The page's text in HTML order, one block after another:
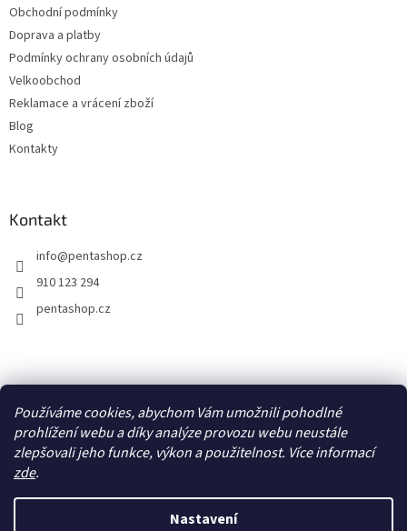
Používáme cookies, abychom Vám umožnili pohodlné
prohlížení webu a díky analýze provozu webu neustále
zlepšovali jeho funkce, výkon a použitelnost. Více informací
zde.
Nastavení
Obchodní podmínky
Doprava a platby
Podmínky ochrany osobních údajů
Velkoobchod
Reklamace a vrácení zboží
Blog
Kontakty
Kontakt
info@pentashop.cz
910 123 294
pentashop.cz
Vytvořil Shoptet